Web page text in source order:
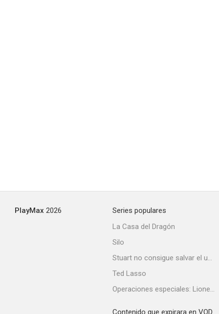
PlayMax 2026
Series populares
La Casa del Dragón
Silo
Stuart no consigue salvar el universo
Ted Lasso
Operaciones especiales: Lioness
Contenido que expirara en VOD